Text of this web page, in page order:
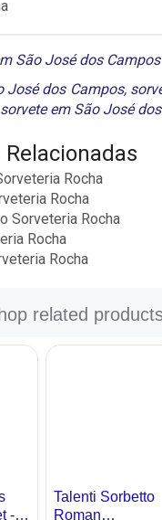
São José dos Campos
José dos Campos,
sorvete em São José
Rocha
Rocha
Sorveteria Rocha
Rocha
Rocha